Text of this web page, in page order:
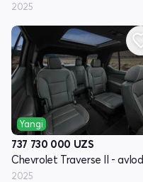
2025
Yangi
737 730 000 UZS
2025